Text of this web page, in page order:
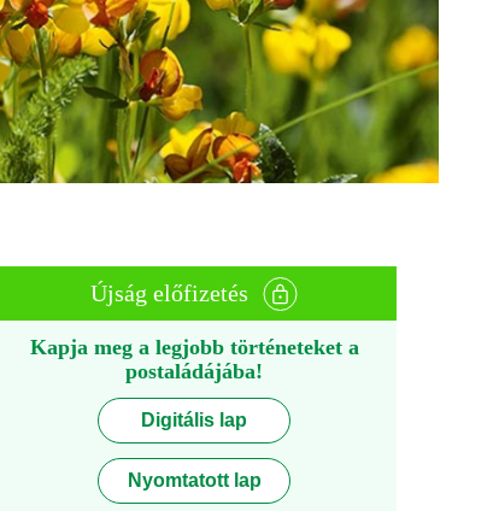
Újság előfizetés
Kapja meg a legjobb történeteket a
postaládájába!
Digitális lap
Nyomtatott lap